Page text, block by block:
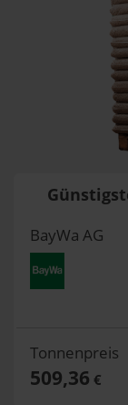
BayWa AG
Tonnenpreis
509,36 €